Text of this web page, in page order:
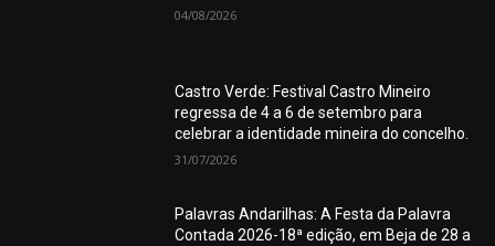
04/08/2026
Castro Verde: Festival Castro Mineiro
regressa de 4 a 6 de setembro para
celebrar a identidade mineira do concelho.
31/07/2026
Palavras Andarilhas: A Festa da Palavra
Contada 2026-18ª edição, em Beja de 28 a